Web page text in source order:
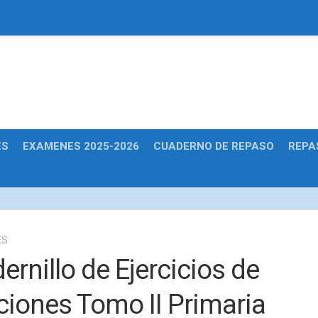
EXAMENES 2025-2026 CUADERNO DE REPASO
de Ejercicios de
Tomo II Primaria